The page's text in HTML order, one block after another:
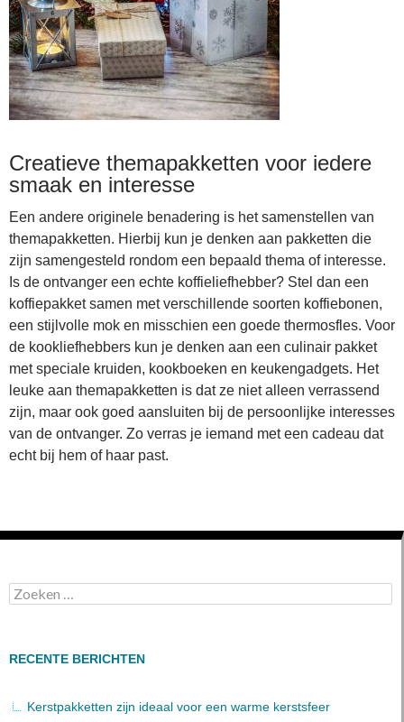
Creatieve themapakketten voor iedere
smaak en interesse
Een andere originele benadering is het samenstellen van
themapakketten. Hierbij kun je denken aan pakketten die
zijn samengesteld rondom een bepaald thema of interesse.
Is de ontvanger een echte koffieliefhebber? Stel dan een
koffiepakket samen met verschillende soorten koffiebonen,
een stijlvolle mok en misschien een goede thermosfles. Voor
de kookliefhebbers kun je denken aan een culinair pakket
met speciale kruiden, kookboeken en keukengadgets. Het
leuke aan themapakketten is dat ze niet alleen verrassend
zijn, maar ook goed aansluiten bij de persoonlijke interesses
van de ontvanger. Zo verras je iemand met een cadeau dat
echt bij hem of haar past.
Zoeken
naar:
RECENTE BERICHTEN
Kerstpakketten zijn ideaal voor een warme kerstsfeer